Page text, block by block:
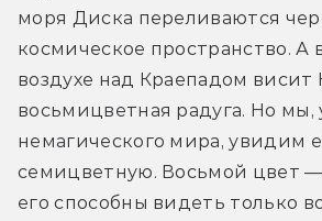
моря Диска переливаются
космическое пространство. А
воздухе над Краепадом висит
восьмицветная радуга. Но
немагического мира, увидим
семицветную. Восьмой цвет —
его способны видеть только